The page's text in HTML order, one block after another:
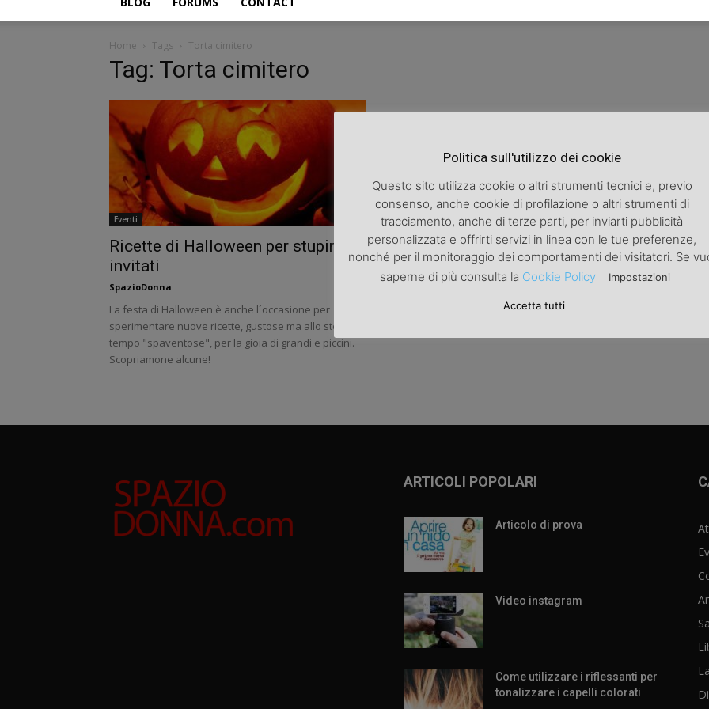
Home Tags Torta cimitero
Tag: Torta cimitero
Eventi
Ricette di Halloween per stupire gli
invitati
SpazioDonna
La festa di Halloween è anche l´occasione per
sperimentare nuove ricette, gustose ma allo stesso
tempo "spaventose", per la gioia di grandi e piccini.
Scopriamone alcune!
ARTICOLI POPOLARI
Articolo di prova
Video instagram
Come utilizzare i riflessanti per
tonalizzare i capelli colorati
Politica sull'utilizzo dei cookie
Questo sito utilizza cookie o altri strumenti tecnici e, previo
consenso, anche cookie di profilazione o altri strumenti di
tracciamento, anche di terze parti, per inviarti pubblicità
personalizzata e offrirti servizi in linea con le tue preferenze,
nonché per il monitoraggio dei comportamenti dei visitatori. Se
saperne di più consulta la Cookie Policy Impostazioni
Accetta tutti